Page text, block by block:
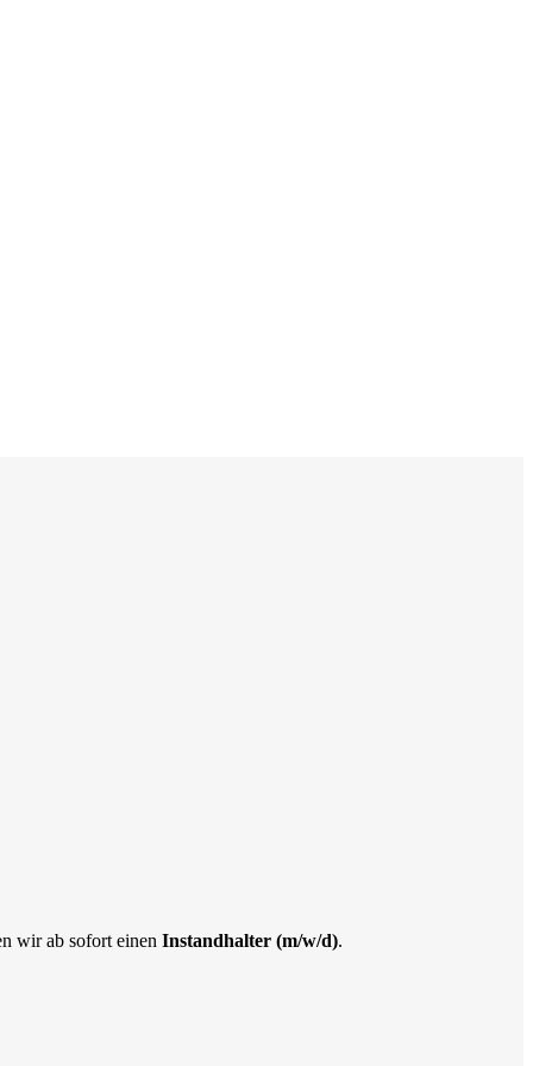
wir ab sofort einen Instandhalter (m/w/d).